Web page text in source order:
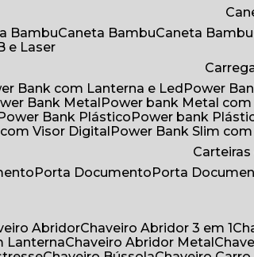
Bambu Caneta Bambu Caneta Bambu
e Laser
Bank com Lanterna e Led Power
Bank Metal Power bank Metal
Power Bank Plástico Power bank
com Visor Digital
Power Bank Slim
Porta Documento Porta
Abridor Chaveiro Abridor 3 em 1
Lanterna
Chaveiro Abridor Metal